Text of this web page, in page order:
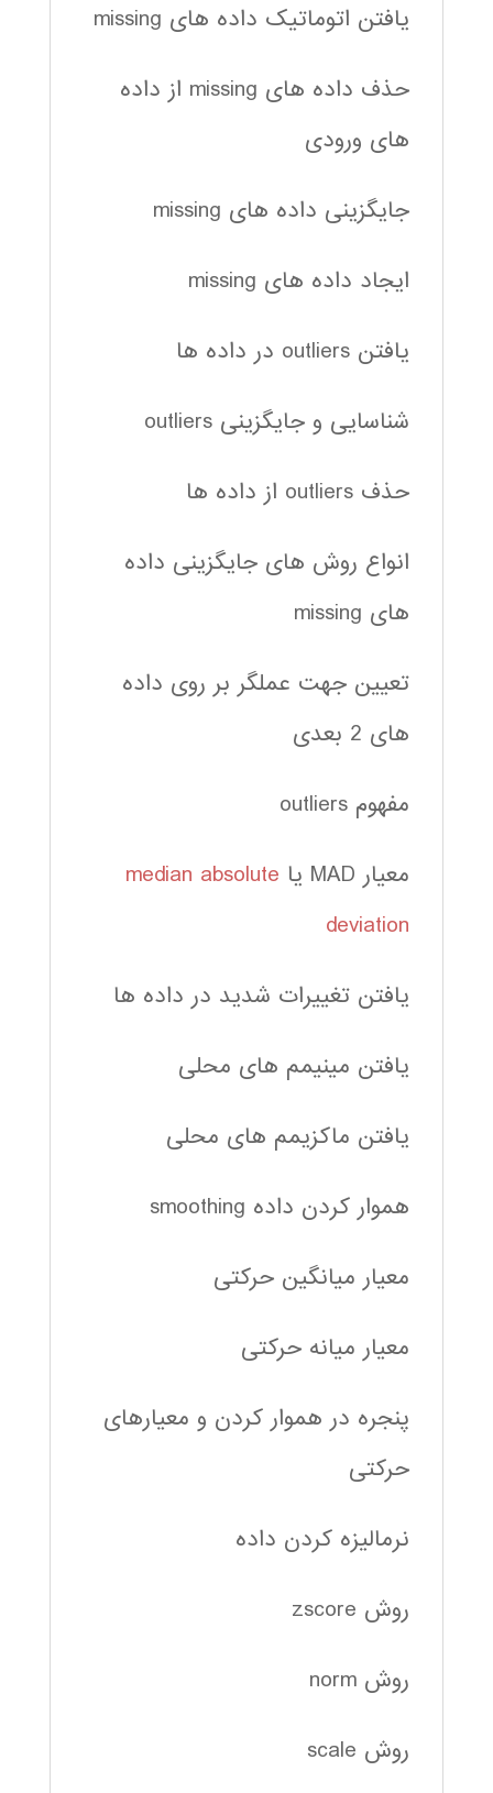
یافتن اتوماتیک داده های missing
حذف داده های missing از داده
های ورودی
جایگزینی داده های missing
ایجاد داده های missing
یافتن outliers در داده ها
شناسایی و جایگزینی outliers
حذف outliers از داده ها
انواع روش های جایگزینی داده
های missing
تعیین جهت عملگر بر روی داده
های 2 بعدی
مفهوم outliers
معیار MAD یا
median absolute
deviation
یافتن تغییرات شدید در داده ها
یافتن مینیمم های محلی
یافتن ماکزیمم های محلی
هموار کردن داده smoothing
معیار میانگین حرکتی
معیار میانه حرکتی
پنجره در هموار کردن و معیارهای
حرکتی
نرمالیزه کردن داده
روش zscore
روش norm
روش scale